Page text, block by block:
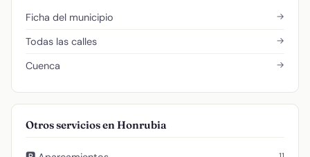
Ficha del municipio →
Todas las calles →
Cuenca →
Otros servicios en Honrubia